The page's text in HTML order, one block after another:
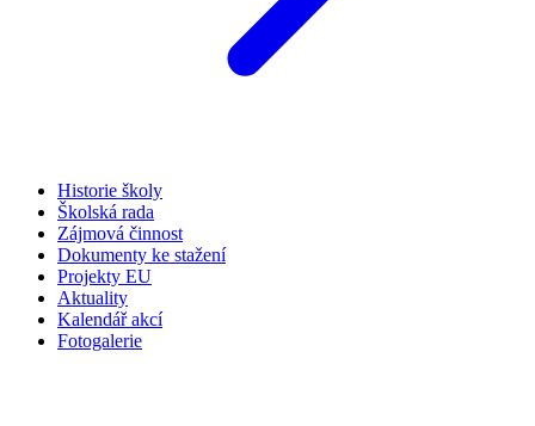
Historie školy
Školská rada
Zájmová činnost
Dokumenty ke stažení
Projekty EU
Aktuality
Kalendář akcí
Fotogalerie